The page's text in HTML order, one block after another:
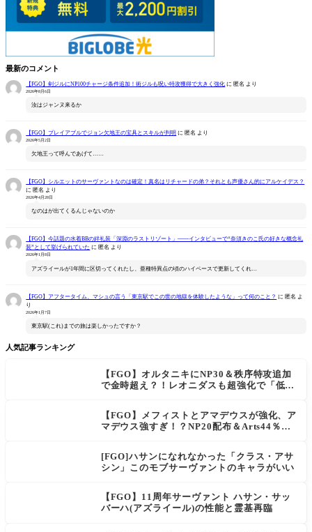
最新のコメント
【FGO】剣ジルにNP100チャージ条件追加！術ジルも呪い特攻獲得で大きく強化 に 匿名 より
2026年8月6日
汝はジャンヌ来るか
【FGO】プレイアブルでジョン欠地王の宝具とスキルが判明 に 匿名 より
2026年5月2日
欠地王って呼んであげて……
【FGO】シルエットのサーヴァントなのは確定！真名はリチャードの弟？それとも声優さん的にアルケイデス？
に 匿名 より
2026年4月28日
なのはが出てくるんじゃないのか
【FGO】今話題の水着BBの絆礼装「深淵のラストリゾート」――インタビューで“奈須きのこ氏の好きな概念礼
装”として挙げられていた に 匿名 より
2026年1月8日
アズライールが1年間に区切ってくれたし、亜種特異点の頃のハイペースで更新してくれ…
【FGO】アフタータイム、マシュの言う「東京駅でこの世の地獄を体験したような」って何のこと？ に 匿名 よ
り
2026年1月7日
東京駅(これ)までの旅は楽しかったですか？
人気記事ランキング
【FGO】オルタニキにNP30＆秩序特攻追加
で金時超え？！レオニダスも超強化で「低レ
【FGO】メフィストとアマデウスが強化、ア
マデウス強すぎ！？NP20配布＆Arts44％強
[FGO]ハサンになれなかった「クラス・アサ
シン」このモブサーヴァントのキャラがいい
【FGO】11周年サーヴァント ハサン・サッ
バーハ(アズライール)の性能と霊基再臨